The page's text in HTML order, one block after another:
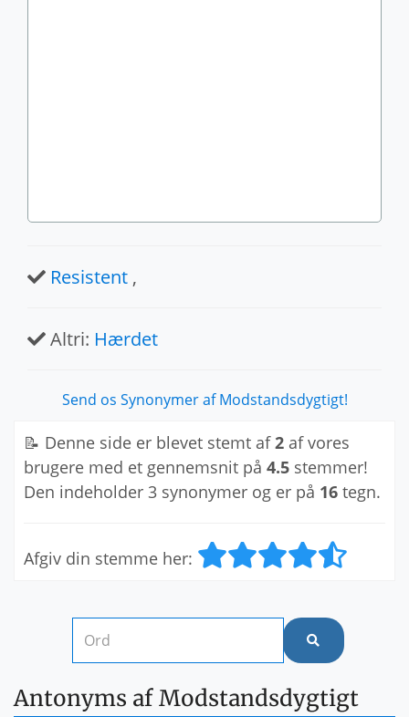
Resistent ,
Altri: Hærdet
Send os Synonymer af Modstandsdygtigt!
📝 Denne side er blevet stemt af2 af vores
brugere med et gennemsnit på 4.5 stemmer!
Den indeholder 3 synonymer og er på 16 tegn.
Afgiv din stemme her:
Antonyms af Modstandsdygtigt